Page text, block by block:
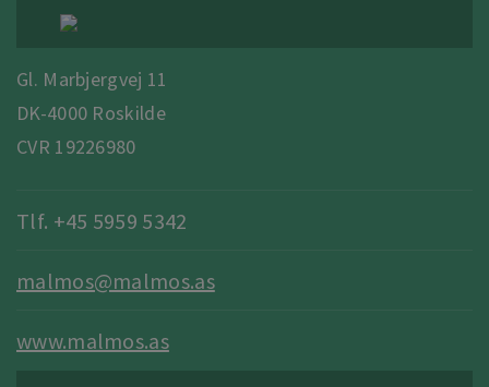
Gl. Marbjergvej 11
DK-4000 Roskilde
CVR 19226980
Tlf. +45 5959 5342
malmos@malmos.as
www.malmos.as